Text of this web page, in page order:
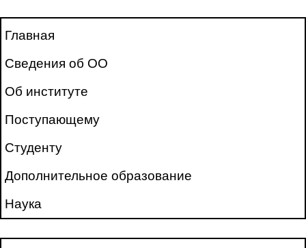
Главная
Сведения об ОО
Об институте
Поступающему
Студенту
Дополнительное образование
Наука